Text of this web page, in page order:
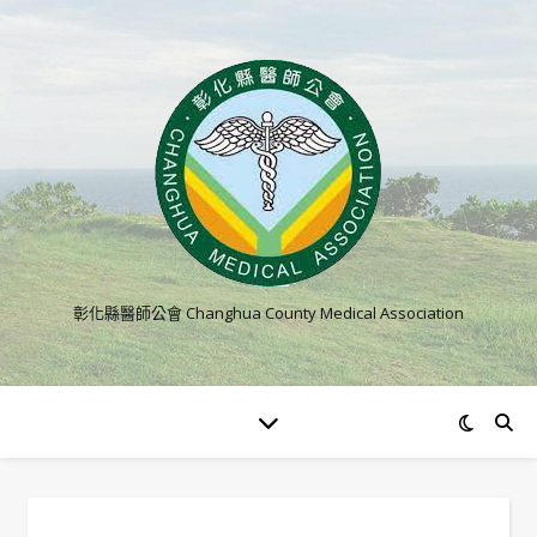
彰化縣醫師公會 Changhua County Medical Association